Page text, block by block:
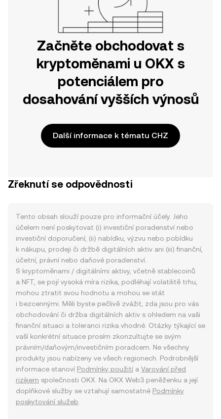
Začněte obchodovat s
kryptoměnami u OKX s
potenciálem pro
dosahování vyšších výnosů
Další informace k tématu CHZ
Zřeknutí se odpovědnosti
Tento obsah slouží pouze pro informační účely. Jeho
účelem není poskytovat (i) investiční poradenství nebo
investiční doporučení, (ii) nabídku, výzvu nebo pobídku
k nákupu, prodeji či držbě digitálních aktiv ani (iii) finanční,
účetní, právní nebo daňové poradenství.
S kryptoměnami / digitálními aktivy, včetně stablecoinů
a NFT, se pojí vysoká míra rizika, podléhají volatilitě trhu,
mohou ztratit svou hodnotu a mohou se stát
i bezcennými. Měli byste pečlivě zvážit, zda jsou pro vás
obchodování či držba digitálních aktiv s ohledem na vaši
finanční situaci a toleranci rizika vhodné. Otázky týkající se
vaší konkrétní situace prosím zkonzultujte se svým
právním/daňovým/investičním poradcem. Ne všechny
produkty jsou nabízeny ve všech regionech. Podrobnější
informace stanoví Podmínky použitía Varování před
rizikem společnosti OKX. Na OKX Web3 peněženku a její
doplňkové služby se vztahují samostatné Podmínky
poskytování služeb